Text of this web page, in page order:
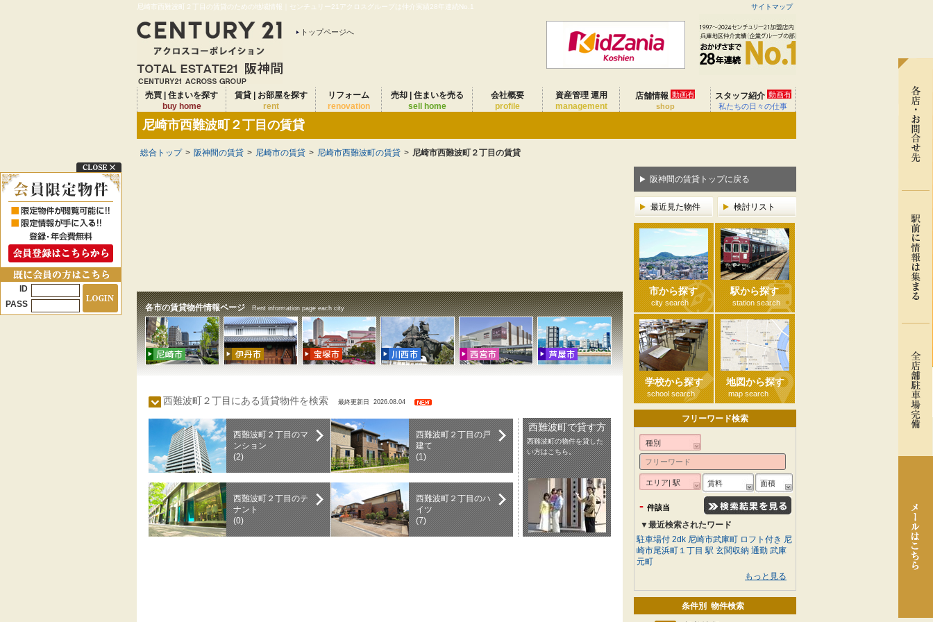
尼崎市西難波町２丁目の賃貸のための地域情報｜センチュリー21アクロスグループは仲介実績28年連続No.1 サイトマップ
トップページへ
売買 | 住まいを探す
buy home
賃貸 | お部屋を探す
rent
リフォーム
renovation
売却 | 住まいを売る
sell home
会社概要
profile
資産管理 運用
management
店舗情報 動画有
shop
スタッフ紹介 動画有
私たちの日々の仕事
尼崎市西難波町２丁目の賃貸
総合トップ > 阪神間の賃貸 > 尼崎市の賃貸 > 尼崎市西難波町の賃貸 > 尼崎市西難波町２丁目の賃貸
各市の賃貸物件情報ページ Rent information page each city
西難波町２丁目にある賃貸物件を検索 最終更新日 2026.08.04
西難波町２丁目のマ
ンション
(2)
西難波町２丁目の戸
建て
(1)
西難波町２丁目のテ
ナント
(0)
西難波町２丁目のハ
イツ
(7)
西難波町で貸す方
西難波町の物件を貸した
い方はこちら。
阪神間の賃貸トップに戻る
最近見た物件 検討リスト
市から探す
city search
駅から探す
station search
学校から探す
school search
地図から探す
map search
フリーワード検索
種別
エリア| 駅 賃料 面積
- 件該当
▼最近検索されたワード
駐車場付 2dk 尼崎市武庫町 ロフト付き 尼
崎市尾浜町１丁目 駅 玄関収納 通勤 武庫
元町
もっと見る
条件別 物件検索
ID
PASS